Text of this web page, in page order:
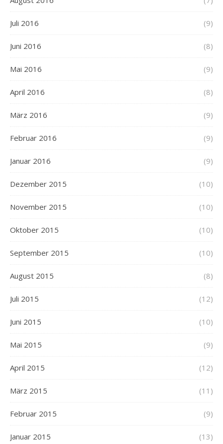
Juli 2016 (9)
Juni 2016 (8)
Mai 2016 (9)
April 2016 (8)
März 2016 (9)
Februar 2016 (9)
Januar 2016 (9)
Dezember 2015 (10)
November 2015 (10)
Oktober 2015 (10)
September 2015 (10)
August 2015 (8)
Juli 2015 (12)
Juni 2015 (10)
Mai 2015 (9)
April 2015 (12)
März 2015 (11)
Februar 2015 (9)
Januar 2015 (13)